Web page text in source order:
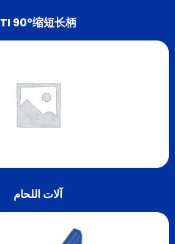
TI 90°缩短长柄
آلات اللحام